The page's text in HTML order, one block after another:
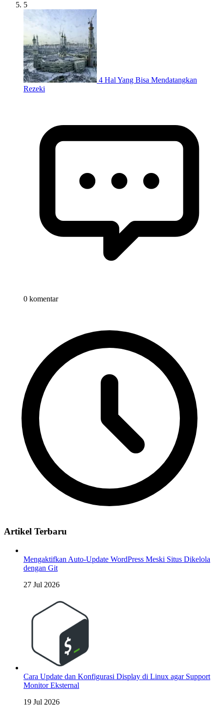
5
4 Hal Yang Bisa Mendatangkan
Rezeki
0 komentar
Artikel Terbaru
Mengaktifkan Auto-Update WordPress Meski Situs Dikelola
dengan Git
27 Jul 2026
Cara Update dan Konfigurasi Display di Linux agar Support
Monitor Eksternal
19 Jul 2026